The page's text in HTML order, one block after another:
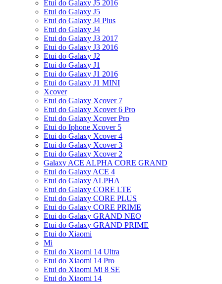
Etui do Galaxy J5 2016
Etui do Galaxy J5
Etui do Galaxy J4 Plus
Etui do Galaxy J4
Etui do Galaxy J3 2017
Etui do Galaxy J3 2016
Etui do Galaxy J2
Etui do Galaxy J1
Etui do Galaxy J1 2016
Etui do Galaxy J1 MINI
Xcover
Etui do Galaxy Xcover 7
Etui do Galaxy Xcover 6 Pro
Etui do Galaxy Xcover Pro
Etui do Iphone Xcover 5
Etui do Galaxy Xcover 4
Etui do Galaxy Xcover 3
Etui do Galaxy Xcover 2
Galaxy ACE ALPHA CORE GRAND
Etui do Galaxy ACE 4
Etui do Galaxy ALPHA
Etui do Galaxy CORE LTE
Etui do Galaxy CORE PLUS
Etui do Galaxy CORE PRIME
Etui do Galaxy GRAND NEO
Etui do Galaxy GRAND PRIME
Etui do Xiaomi
Mi
Etui do Xiaomi 14 Ultra
Etui do Xiaomi 14 Pro
Etui do Xiaomi Mi 8 SE
Etui do Xiaomi 14